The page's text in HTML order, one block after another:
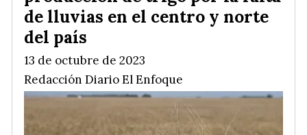
de lluvias en el centro y norte
del país
Redacción Diario El Enfoque
13 de octubre de 2023